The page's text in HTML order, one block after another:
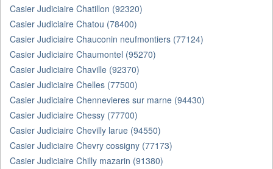
Casier Judiciaire Chatillon (92320)
Casier Judiciaire Chatou (78400)
Casier Judiciaire Chauconin neufmontiers (77124)
Casier Judiciaire Chaumontel (95270)
Casier Judiciaire Chaville (92370)
Casier Judiciaire Chelles (77500)
Casier Judiciaire Chennevieres sur marne (94430)
Casier Judiciaire Chessy (77700)
Casier Judiciaire Chevilly larue (94550)
Casier Judiciaire Chevry cossigny (77173)
Casier Judiciaire Chilly mazarin (91380)